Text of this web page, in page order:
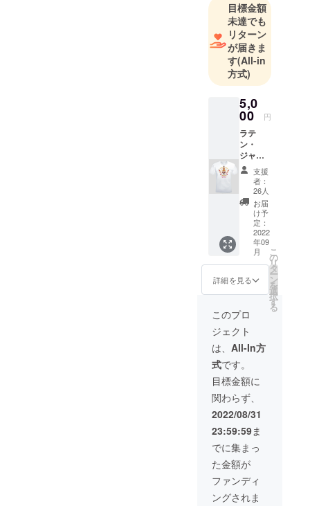
目標金額
未達でも
リターン
が届きま
す(All-in
方式)
5,0
00 円
ラテ
ン・
ジャズ
フェス
ティバ
ル2022
のオリ
ジナルT
シャツ
を返礼
品とし
て5000
円1口に
1枚お送
りしま
イズは
S.M.L.X
Lの4サ
イズと
なりま
す。 ご
希望の
サイズ
をお申
込み時
に選択
下さ
い。
支援
者：
26人
お届
け予
定：
2022
年09
月
詳細を見る
こ
の
リ
タ
ー
ン
を
選
択
す
る
このプロ
ジェクト
は、 All-In方
式です。
目標金額に
関わらず、
2022/08/31
23:59:59ま
でに集まっ
た金額が
ファンディ
ングされま